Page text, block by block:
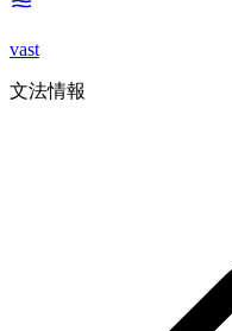
vast
文法情報